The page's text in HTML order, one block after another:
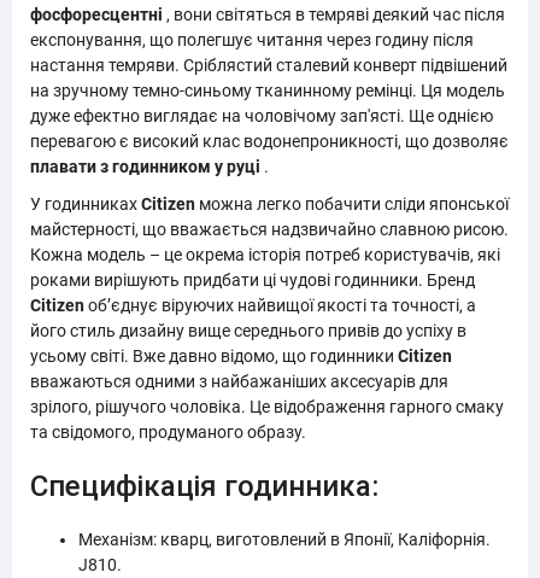
фосфоресцентні , вони світяться в темряві деякий час після
експонування, що полегшує читання через годину після
настання темряви. Сріблястий сталевий конверт підвішений
на зручному темно-синьому тканинному ремінці. Ця модель
дуже ефектно виглядає на чоловічому зап'ясті. Ще однією
перевагою є високий клас водонепроникності, що дозволяє
плавати з годинником у руці .
У годинникахCitizen можна легко побачити сліди японської
майстерності, що вважається надзвичайно славною рисою.
Кожна модель – це окрема історія потреб користувачів, які
роками вирішують придбати ці чудові годинники. Бренд
Citizenоб’єднує віруючих найвищої якості та точності, а
його стиль дизайну вище середнього привів до успіху в
усьому світі. Вже давно відомо, що годинники Citizen
вважаються одними з найбажаніших аксесуарів для
зрілого, рішучого чоловіка. Це відображення гарного смаку
та свідомого, продуманого образу.
Специфікація годинника:
Механізм: кварц, виготовлений в Японії, Каліфорнія.
J810.